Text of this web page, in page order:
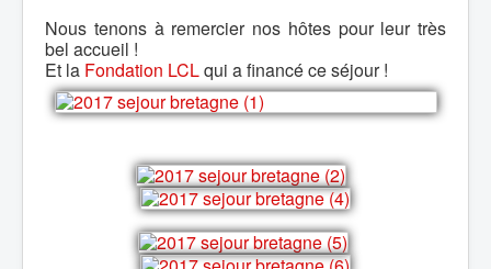
Nous tenons à remercier nos hôtes pour leur très
bel accueil !
Et la Fondation LCLqui a financé ce séjour !